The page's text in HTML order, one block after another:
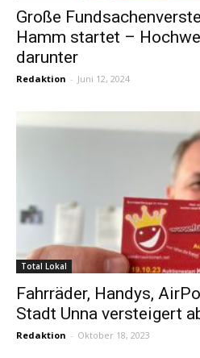
Große
Hamm startet –
darunter
Redaktion - Juni 12, 2024
Total Lokal
Fahrräder, Handys,
Stadt Unna versteigert
Redaktion - Oktober 18, 2023